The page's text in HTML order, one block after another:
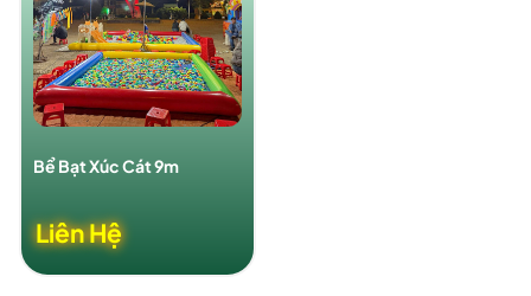
Bể Bạt Xúc Cát 9m
Liên Hệ